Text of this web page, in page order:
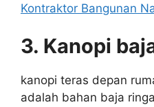
Kontraktor Bangunan
3. Kanopi
kanopi teras depan
adalah bahan baja